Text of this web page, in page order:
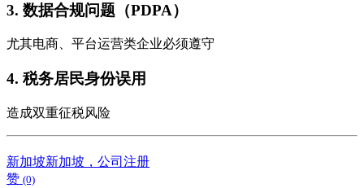
3. 数据合规问题（PDPA）
尤其电商、平台运营类企业必须遵守
4. 税务居民身份误用
造成双重征税风险
新加坡新加坡，公司注册
赞 (0)